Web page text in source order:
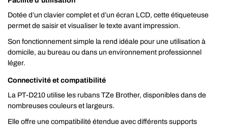
Dotée d’un clavier complet et d’un écran LCD, cette étiqueteuse
permet de saisir et visualiser le texte avant impression.
Son fonctionnement simple la rend idéale pour une utilisation à
domicile, au bureau ou dans un environnement professionnel
léger.
Connectivité et compatibilité
La PT-D210 utilise les rubans TZe Brother, disponibles dans de
nombreuses couleurs et largeurs.
Elle offre une compatibilité étendue avec différents supports